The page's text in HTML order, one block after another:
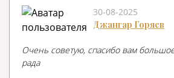
30-08-2025
Джангар Горяев
Очень советую, спасибо вам
рада